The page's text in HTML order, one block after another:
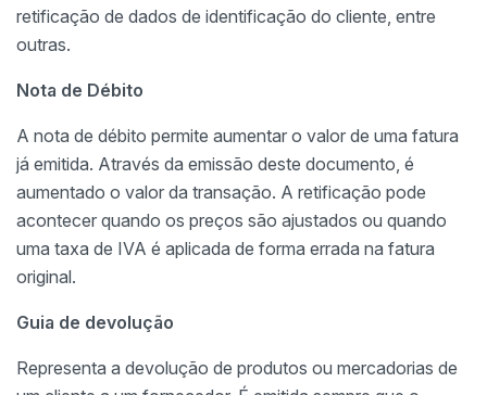
retificação de dados de identificação do cliente, entre
outras.
Nota de Débito
A nota de débito permite aumentar o valor de uma fatura
já emitida. Através da emissão deste documento, é
aumentado o valor da transação. A retificação pode
acontecer quando os preços são ajustados ou quando
uma taxa de IVA é aplicada de forma errada na fatura
original.
Guia de devolução
Representa a devolução de produtos ou mercadorias de